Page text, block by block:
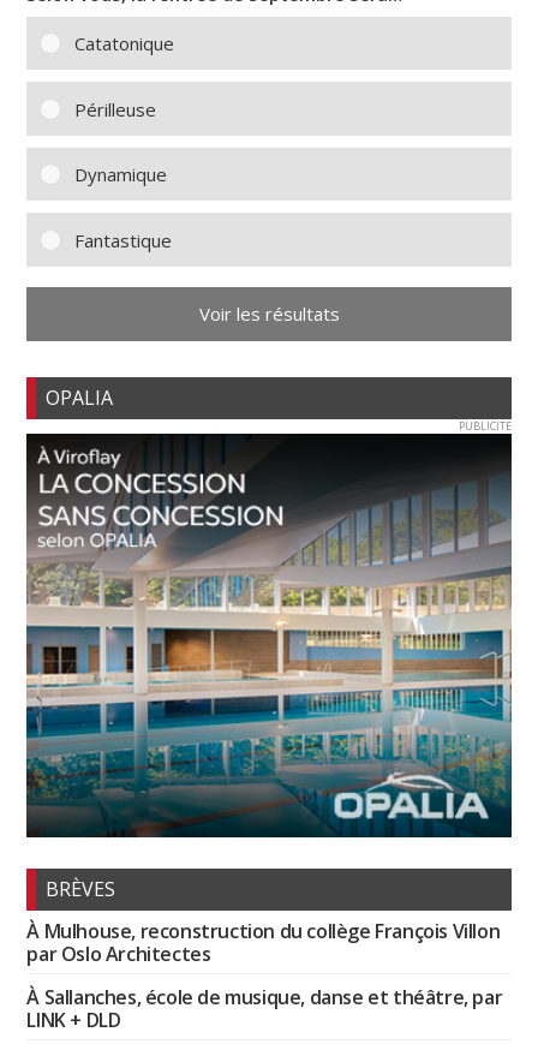
Catatonique
Périlleuse
Dynamique
Fantastique
Voir les résultats
OPALIA
PUBLICITE
BRÈVES
À Mulhouse, reconstruction du collège François Villon
par Oslo Architectes
À Sallanches, école de musique, danse et théâtre, par
LINK + DLD